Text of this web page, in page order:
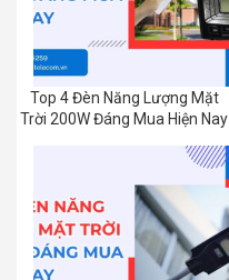
Top 4 Đèn Năng Lượng Mặt
Trời 200W Đáng Mua Hiện Nay